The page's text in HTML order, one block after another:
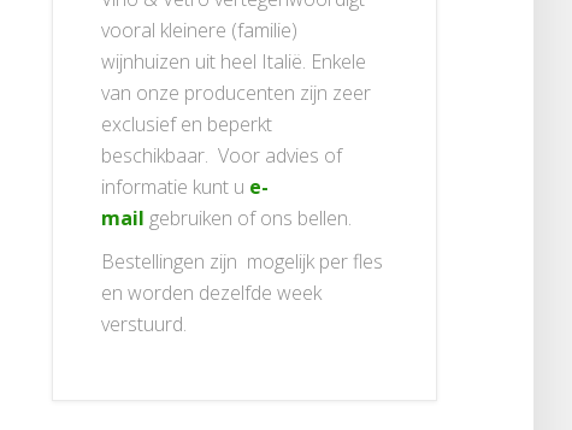
vooral kleinere (familie)
wijnhuizen uit heel Italië. Enkele
van onze producenten zijn zeer
exclusief en beperkt
beschikbaar. Voor advies of
informatie kunt u e-
mail gebruiken of ons bellen.
Bestellingen zijn mogelijk per fles
en worden dezelfde week
verstuurd.